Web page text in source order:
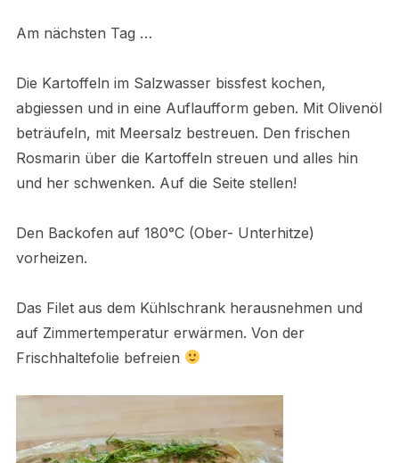
Am nächsten Tag …
Die Kartoffeln im Salzwasser bissfest kochen,
abgiessen und in eine Auflaufform geben. Mit Olivenöl
beträufeln, mit Meersalz bestreuen. Den frischen
Rosmarin über die Kartoffeln streuen und alles hin
und her schwenken. Auf die Seite stellen!
Den Backofen auf 180°C (Ober- Unterhitze)
vorheizen.
Das Filet aus dem Kühlschrank herausnehmen und
auf Zimmertemperatur erwärmen. Von der
Frischhaltefolie befreien